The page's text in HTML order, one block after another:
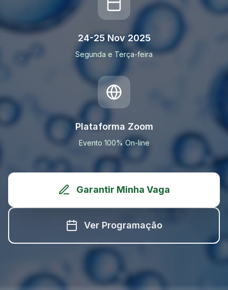
24-25 Nov 2025
Segunda e Terça-feira
Plataforma Zoom
Evento 100% On-line
Garantir Minha Vaga
Ver Programação